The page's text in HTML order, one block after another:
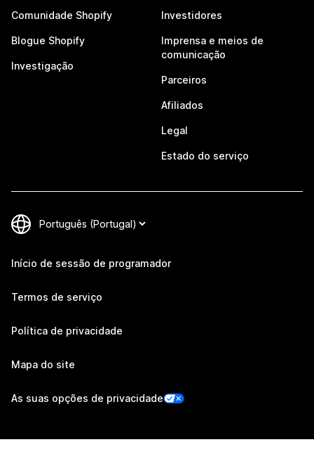
Comunidade Shopify
Blogue Shopify
Investigação
Investidores
Imprensa e meios de
comunicação
Parceiros
Afiliados
Legal
Estado do serviço
Início de sessão de programador
Termos de serviço
Política de privacidade
Mapa do site
As suas opções de privacidade